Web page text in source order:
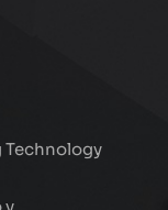
Technology